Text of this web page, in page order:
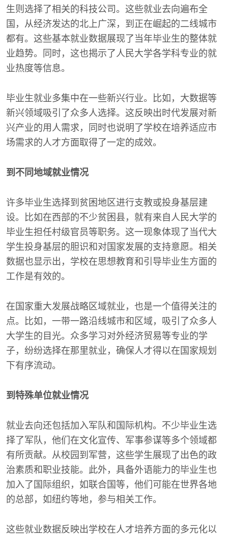
生则选择了相关的科技公司。这些就业去向遍布全
国，从经济发达的北上广深，到正在崛起的二线城市
都有。这些基本就业数据展现了当年毕业生的整体就
业趋势。同时，这也揭示了人民大学各学科专业的就
业热度等信息。
毕业生就业多集中在一些新兴行业。比如，大数据等
新兴领域吸引了众多人选择。这反映出时代发展对新
兴产业的用人需求，同时也说明了学校在培养适应市
场需求的人才方面取得了一定的成效。
到不同地域就业情况
许多毕业生选择到贫困地区进行支教或投身基层建
设。比如在西部的不少贫困县，就有来自人民大学的
毕业生担任村级官员等职务。这一现象体现了当代大
学生投身基层的胆识和对国家发展的支持意愿。相关
数据也显示出，学校在思想教育和引导毕业生方面的
工作是有效的。
在国家重大发展战略区域就业，也是一个值得关注的
点。比如，一带一路沿线城市和区域，吸引了众多人
大学生的目光。众多学习对外经济贸易等专业的学
子，纷纷选择在那里就业，确保人才得以在国家规划
下有序流动。
到特殊单位就业情况
就业去向还包括加入军队和国际机构。不少毕业生选
择了军队，他们在文化宣传、军事参谋等多个领域都
有所贡献。从校园到军营，这些学生展现了出色的政
治素质和职业技能。此外，具备外语能力的毕业生也
加入了国际组织，如联合国等，他们可能在世界各地
的总部，如纽约等地，参与相关工作。
这些就业数据反映出学校在人才培养方面的多元化以